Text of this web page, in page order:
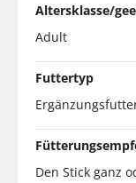
Altersklasse/
Adult
Futtertyp
Den Stick ganz